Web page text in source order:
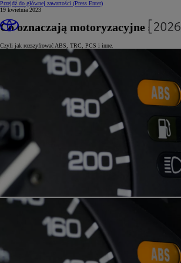
Przejdź do głównej zawartości (Press Enter)
19 kwietnia 2023
Co oznaczają motoryzacyjne skróty?
Czyli jak rozszyfrować ABS, TRC, PCS i inne.